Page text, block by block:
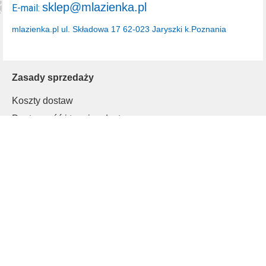
Zasady sprzedaży
Koszty dostaw
Dostępność i terminy dostaw
mlazienka.pl ul. Składowa 17 62-023 Jaryszki k.Poznania
E-mail: sklep@mlazienka.pl